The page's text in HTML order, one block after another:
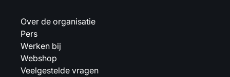
Over de organisatie
Pers
Werken bij
Webshop
Veelgestelde vragen